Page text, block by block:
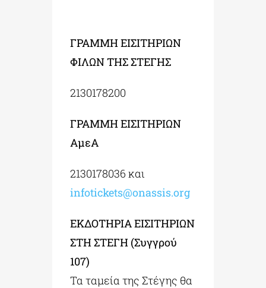
ΓΡΑΜΜΗ ΕΙΣΙΤΗΡΙΩΝ
ΦΙΛΩΝ ΤΗΣ ΣΤΕΓΗΣ
2130178200
ΓΡΑΜΜΗ ΕΙΣΙΤΗΡΙΩΝ
ΑμεΑ
2130178036 και
infotickets@onassis.org
ΕΚΔΟΤΗΡΙΑ ΕΙΣΙΤΗΡΙΩΝ
ΣΤΗ ΣΤΕΓΗ (Συγγρού
107)
Τα ταμεία της Στέγης θα